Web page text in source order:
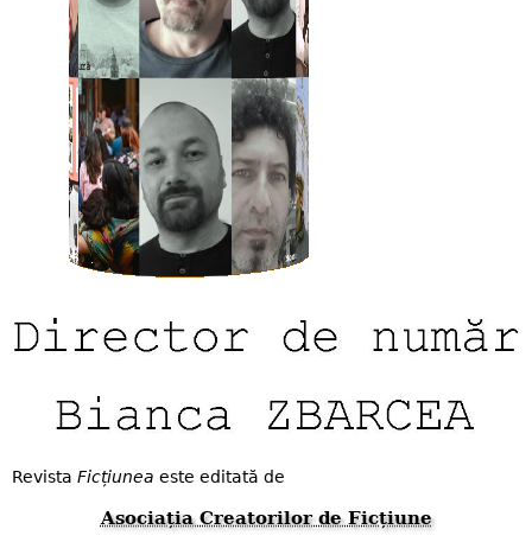
Revista Ficțiunea este editată de
Asociația Creatorilor de Ficțiune